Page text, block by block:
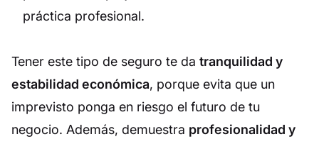
práctica profesional.
Tener este tipo de seguro te da tranquilidad y
estabilidad económica, porque evita que un
imprevisto ponga en riesgo el futuro de tu
negocio. Además, demuestra profesionalidad y